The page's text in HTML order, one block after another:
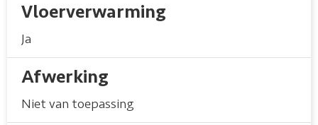
Vloerverwarming
Ja
Afwerking
Niet van toepassing